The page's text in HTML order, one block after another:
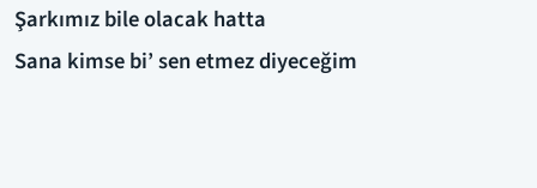
Şarkımız bile olacak hatta
Sana kimse bi’ sen etmez diyeceğim